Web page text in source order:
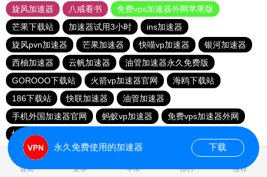
旋风加速器
八戒看书
免费vps加速器外网苹果版
芒果下载站
加速器试用3小时
ins加速器
旋风pvn加速器
芒果加速器 快喵vp加速器
银河加速器
西柚加速器
云帆加速器
油管加速器永久免费版
GOROOO下载站
火箭vp加速器官网
海鸥下载站
186下载站
快联加速器
油管加速器
手机外国加速器官网
蚂蚁vp加速器
免费vps加速器外网
快鸭加速器
首页 安卓 苹果 排行 推荐
永久免费使用的加速器 下载
0.032057s